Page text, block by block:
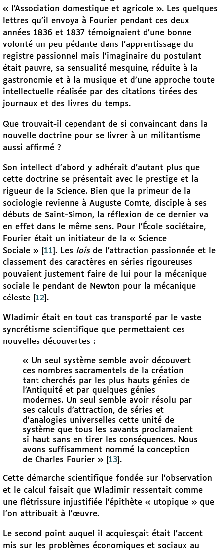
« l’Association domestique et agricole ». Les quelques
lettres qu’il envoya à Fourier pendant ces deux
années 1836 et 1837 témoignaient d’une bonne
volonté un peu pédante dans l’apprentissage du
registre passionnel mais l’imaginaire du postulant
était pauvre, sa sensualité mesquine, réduite à la
gastronomie et à la musique et d’une approche toute
intellectuelle réalisée par des citations tirées des
journaux et des livres du temps.
Que trouvait-il cependant de si convaincant dans la
nouvelle doctrine pour se livrer à un militantisme
aussi affirmé ?
Son intellect d’abord y adhérait d’autant plus que
cette doctrine se présentait avec le prestige et la
rigueur de la Science. Bien que la primeur de la
sociologie revienne à Auguste Comte, disciple à ses
débuts de Saint-Simon, la réflexion de ce dernier va
en effet dans le même sens. Pour l’École sociétaire,
Fourier était un initiateur de la « Science
Sociale »
11 . Les lois de l’attraction passionnée et le
classement des caractères en séries rigoureuses
pouvaient justement faire de lui pour la mécanique
sociale le pendant de Newton pour la mécanique
céleste
12 .
Wladimir était en tout cas transporté par le vaste
syncrétisme scientifique que permettaient ces
nouvelles découvertes :
« Un seul système semble avoir découvert
ces nombres sacramentels de la création
tant cherchés par les plus hauts génies de
l’Antiquité et par quelques génies
modernes. Un seul semble avoir résolu par
ses calculs d’attraction, de séries et
d’analogies universelles cette unité de
système que tous les savants proclamaient
si haut sans en tirer les conséquences. Nous
avons suffisamment nommé la conception
de Charles Fourier »
13 .
Cette démarche scientifique fondée sur l’observation
et le calcul faisait que Wladimir ressentait comme
une flétrissure injustifiée l’épithète « utopique » que
l’on attribuait à l’œuvre.
Le second point auquel il acquiesçait était l’accent
mis sur les problèmes économiques et sociaux au